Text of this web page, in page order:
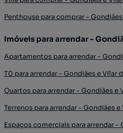
Penthouse para comprar -
Imóveis para arrendar -
Apartamentos para arrendar -
T0 para arrendar - Gondiães e Vilar
Quartos para arrendar - Gondiães e
Terrenos para arrendar - Gondiães e
Espaços comerciais para arrendar -